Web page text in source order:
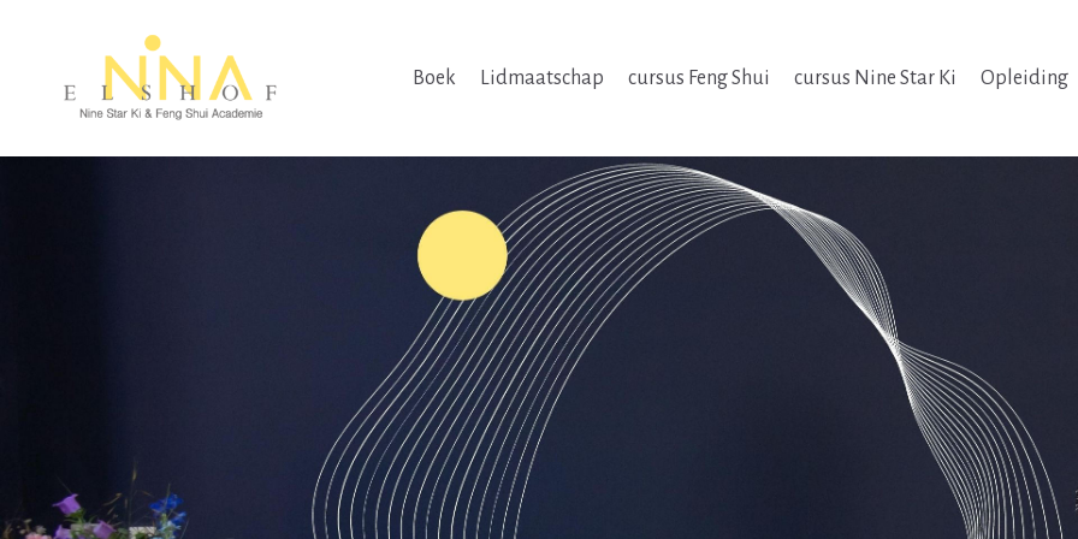
Boek Lidmaatschap cursus Feng Shui cursus Nine Star Ki Opleiding